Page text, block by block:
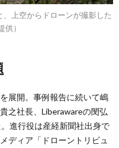
上空からドローンが撮影した
）
展開。事例報告に続いて嶋
之社長、Liberawareの閔弘
進行役は産経新聞社出身で
ディア「ドローントリビュ